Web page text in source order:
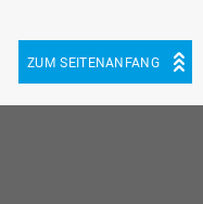
ZUM SEITENANFANG